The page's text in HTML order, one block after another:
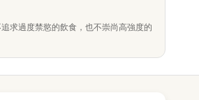
求過度禁慾的飲食，也不崇尚高強度的